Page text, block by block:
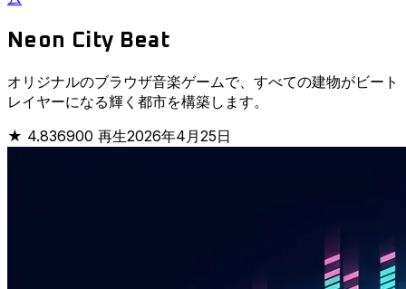
Neon City Beat
オリジナルのブラウザ音楽ゲームで、すべての建物がビート
レイヤーになる輝く都市を構築します。
★ 4.836900 再生2026年4月25日